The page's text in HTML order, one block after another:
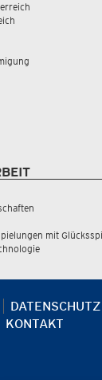
mit
DATENSCHUTZ
KONTAKT